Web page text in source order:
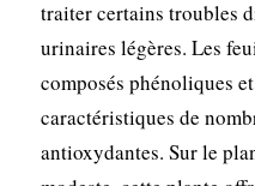
traiter certains troubles
urinaires légères. Les
composés phénoliques
caractéristiques de
antioxydantes. Sur le